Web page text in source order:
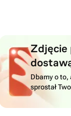
Dbamy o to,
sprostał